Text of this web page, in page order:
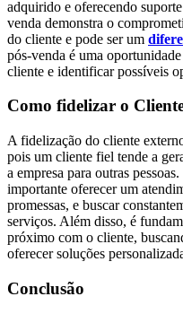
adquirido e oferecendo
venda demonstra o
do cliente e pode ser um
pós-venda é uma
cliente e identificar possíveis
Como fidelizar o
A fidelização do cliente
pois um cliente fiel tende a
a empresa para outras
importante oferecer um
promessas, e buscar
serviços. Além disso, é
próximo com o cliente,
oferecer soluções
Conclusão